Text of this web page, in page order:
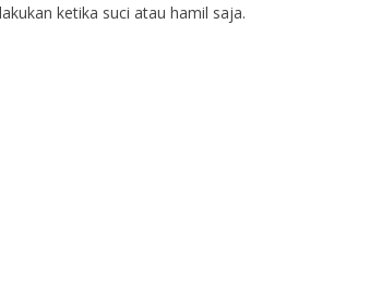
ketika suci atau hamil saja.